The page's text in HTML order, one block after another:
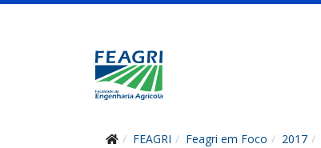
FEAGRI Feagri em Foco 2017